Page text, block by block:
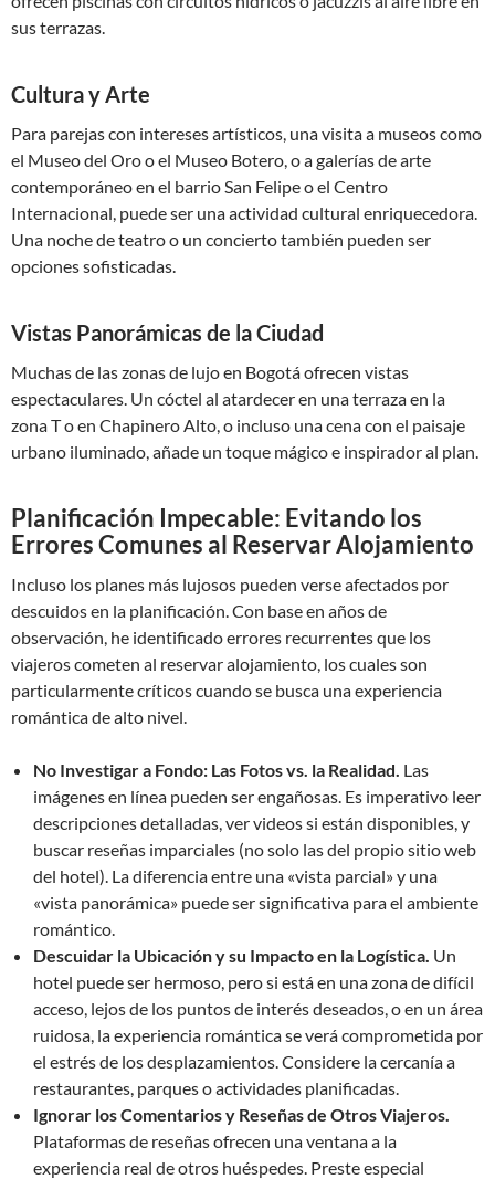
sus terrazas.
Cultura y Arte
Para parejas con intereses artísticos, una visita a museos como
el Museo del Oro o el Museo Botero, o a galerías de arte
contemporáneo en el barrio San Felipe o el Centro
Internacional, puede ser una actividad cultural enriquecedora.
Una noche de teatro o un concierto también pueden ser
opciones sofisticadas.
Vistas Panorámicas de la Ciudad
Muchas de las zonas de lujo en Bogotá ofrecen vistas
espectaculares. Un cóctel al atardecer en una terraza en la
zona T o en Chapinero Alto, o incluso una cena con el paisaje
urbano iluminado, añade un toque mágico e inspirador al plan.
Planificación Impecable: Evitando los
Errores Comunes al Reservar Alojamiento
Incluso los planes más lujosos pueden verse afectados por
descuidos en la planificación. Con base en años de
observación, he identificado errores recurrentes que los
viajeros cometen al reservar alojamiento, los cuales son
particularmente críticos cuando se busca una experiencia
romántica de alto nivel.
No Investigar a Fondo: Las Fotos vs. la Realidad. Las
imágenes en línea pueden ser engañosas. Es imperativo leer
descripciones detalladas, ver videos si están disponibles, y
buscar reseñas imparciales (no solo las del propio sitio web
del hotel). La diferencia entre una «vista parcial» y una
«vista panorámica» puede ser significativa para el ambiente
romántico.
Descuidar la Ubicación y su Impacto en la Logística. Un
hotel puede ser hermoso, pero si está en una zona de difícil
acceso, lejos de los puntos de interés deseados, o en un área
ruidosa, la experiencia romántica se verá comprometida por
el estrés de los desplazamientos. Considere la cercanía a
restaurantes, parques o actividades planificadas.
Ignorar los Comentarios y Reseñas de Otros Viajeros.
Plataformas de reseñas ofrecen una ventana a la
experiencia real de otros huéspedes. Preste especial